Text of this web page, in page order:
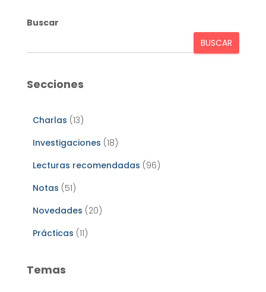
Buscar
BUSCAR
Secciones
Charlas (13)
Investigaciones (18)
Lecturas recomendadas (96)
Notas (51)
Novedades (20)
Prácticas (11)
Temas